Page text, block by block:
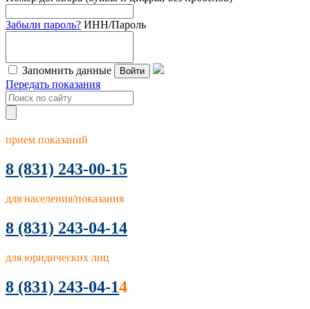
Забыли пароль? ИНН/Пароль
Запомнить данные Войти
Передать показания
прием показаний
8 (831) 243-00-15
для населения/показания
8 (831) 243-04-14
для юридических лиц
8 (831) 243-04-14